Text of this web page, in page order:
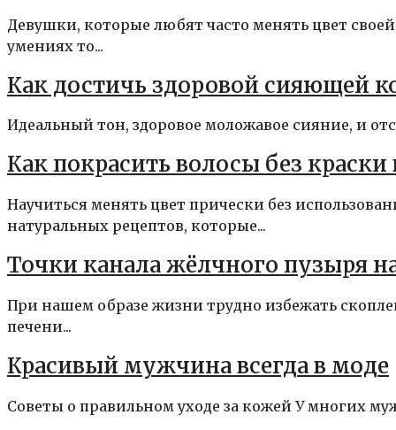
Девушки, которые любят часто менять цвет
умениях то...
Как достичь здоровой сияющей
Идеальный тон, здоровое моложавое сияние, и
Как покрасить волосы без
Научиться менять цвет прически без
натуральных рецептов, которые...
Точки канала жёлчного пузыря
При нашем образе жизни трудно избежать
печени...
Красивый мужчина всегда в моде
Cоветы о правильном уходе за кожей У многих